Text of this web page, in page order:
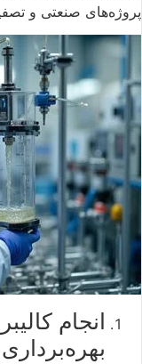
پروژه‌های صنعتی و
انجام
بهره‌برداری